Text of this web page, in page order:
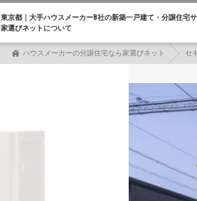
東京都｜大手ハウスメーカー8社の新築一戸建て・分譲住宅
家選びネットについて
ハウスメーカーの分譲住宅なら家選びネット セ